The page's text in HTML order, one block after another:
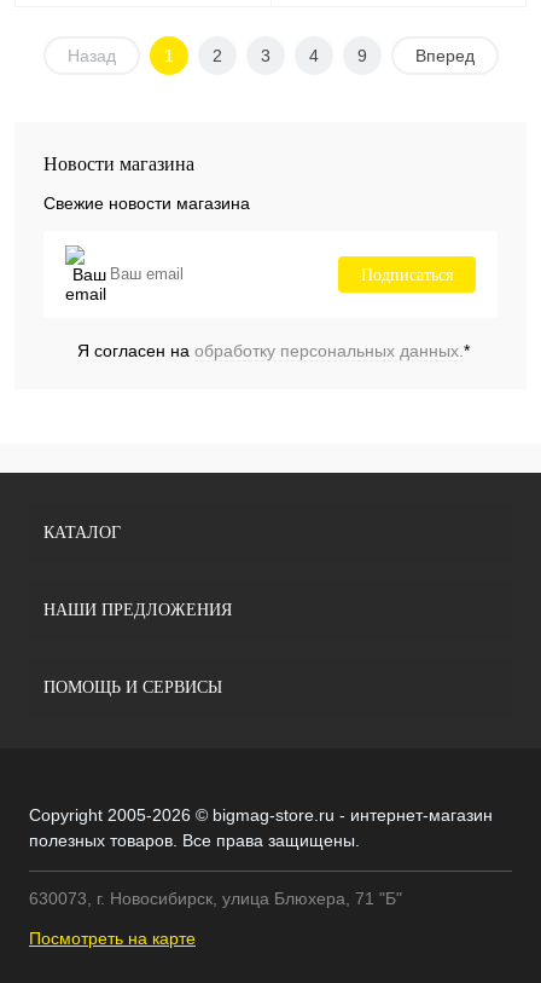
Назад 1 2 3 4 9 Вперед
Новости магазина
Свежие новости магазина
Подписаться
Я согласен на обработку персональных данных.*
КАТАЛОГ
НАШИ ПРЕДЛОЖЕНИЯ
ПОМОЩЬ И СЕРВИСЫ
Copyright 2005-2026 © bigmag-store.ru - интернет-магазин
полезных товаров. Все права защищены.
630073, г. Новосибирск, улица Блюхера, 71 "Б"
Посмотреть на карте